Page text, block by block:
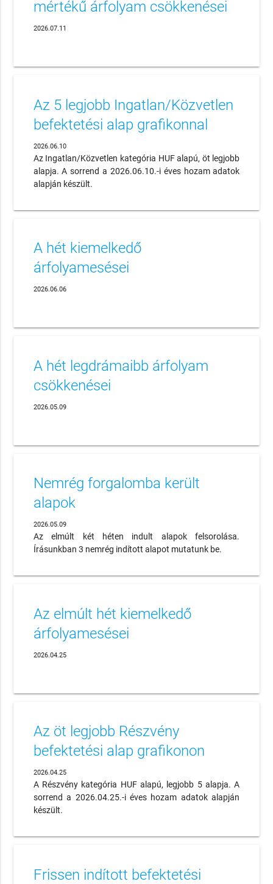
mértékű árfolyam csökkenései
2026.07.11
Az 5 legjobb Ingatlan/Közvetlen
befektetési alap grafikonnal
2026.06.10
Az Ingatlan/Közvetlen kategória HUF alapú, öt legjobb
alapja. A sorrend a 2026.06.10.-i éves hozam adatok
alapján készült.
A hét kiemelkedő
árfolyamesései
2026.06.06
A hét legdrámaibb árfolyam
csökkenései
2026.05.09
Nemrég forgalomba került
alapok
2026.05.09
Az elmúlt két héten indult alapok felsorolása.
Írásunkban 3 nemrég indított alapot mutatunk be.
Az elmúlt hét kiemelkedő
árfolyamesései
2026.04.25
Az öt legjobb Részvény
befektetési alap grafikonon
2026.04.25
A Részvény kategória HUF alapú, legjobb 5 alapja. A
sorrend a 2026.04.25.-i éves hozam adatok alapján
készült.
Frissen indított befektetési